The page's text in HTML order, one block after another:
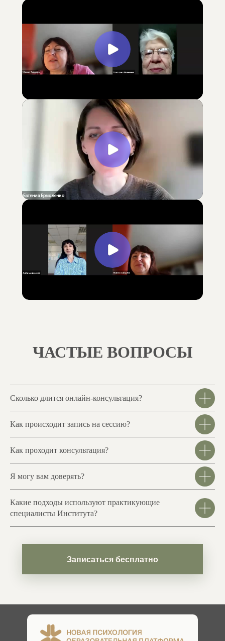
ЧАСТЫЕ ВОПРОСЫ
Сколько длится онлайн-консультация?
Как происходит запись на сессию?
Как проходит консультация?
Я могу вам доверять?
Какие подходы используют практикующие
специалисты Института?
Записаться бесплатно